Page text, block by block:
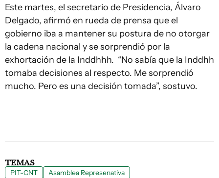
Este martes, el secretario de Presidencia, Álvaro
Delgado, afirmó en rueda de prensa que el
gobierno iba a mantener su postura de no otorgar
la cadena nacional y se sorprendió por la
exhortación de la Inddhhh. “No sabía que la Inddhh
tomaba decisiones al respecto. Me sorprendió
mucho. Pero es una decisión tomada”, sostuvo.
TEMAS
PIT-CNT Asamblea Represenativa